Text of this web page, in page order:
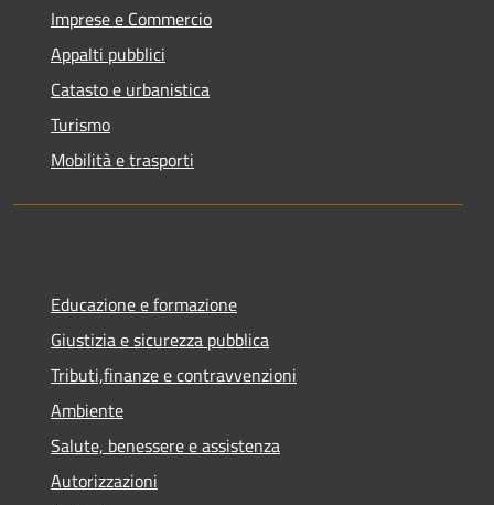
Imprese e Commercio
Appalti pubblici
Catasto e urbanistica
Turismo
Mobilità e trasporti
Educazione e formazione
Giustizia e sicurezza pubblica
Tributi,finanze e contravvenzioni
Ambiente
Salute, benessere e assistenza
Autorizzazioni